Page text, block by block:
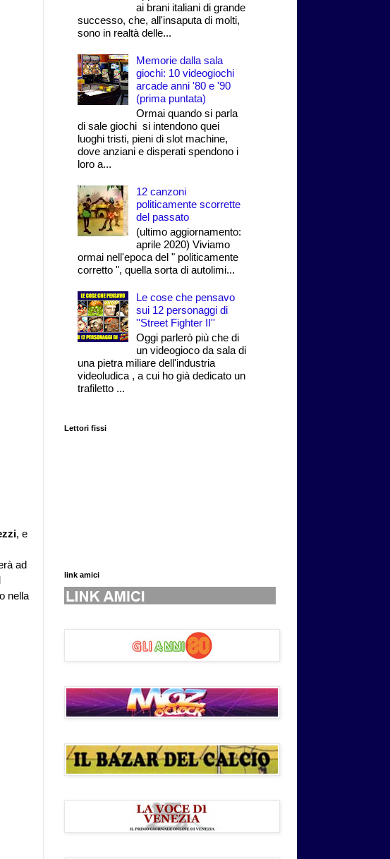
, e
ad
nella
ai brani italiani di grande
successo, che, all'insaputa di molti,
sono in realtà delle...
Memorie dalla sala
giochi: 10 videogiochi
arcade anni '80 e '90
(prima puntata)
Ormai quando si parla
di sale giochi si intendono quei
luoghi tristi, pieni di slot machine,
dove anziani e disperati spendono i
loro a...
12 canzoni
politicamente scorrette
del passato
(ultimo aggiornamento:
aprile 2020) Viviamo
ormai nell'epoca del " politicamente
corretto ", quella sorta di autolimi...
Le cose che pensavo
sui 12 personaggi di
''Street Fighter II''
Oggi parlerò più che di
un videogioco da sala di
una pietra miliare dell'industria
videoludica , a cui ho già dedicato un
trafiletto ...
Lettori fissi
link amici